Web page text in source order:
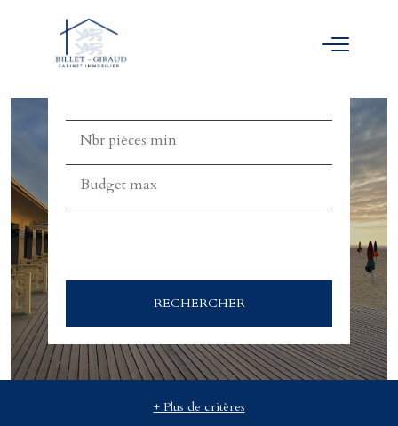
ACHETER
RECHERCHER
+ Plus de critères